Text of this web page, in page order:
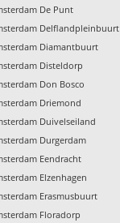
De Punt
Delflandpleinbuurt
Diamantbuurt
Disteldorp
Don Bosco
Driemond
Duivelseiland
Durgerdam
Eendracht
Elzenhagen
Erasmusbuurt
Floradorp